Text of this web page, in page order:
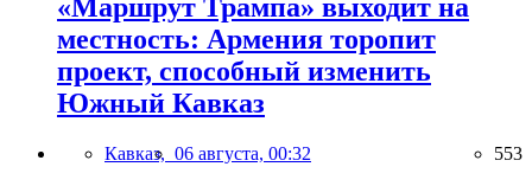
«Маршрут Трампа» выходит на
местность: Армения торопит
проект, способный изменить
Южный Кавказ
Кавказ, 06 августа, 00:32 553